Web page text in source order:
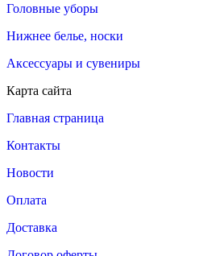
Головные уборы
Нижнее белье, носки
Аксессуары и сувениры
Карта сайта
Главная страница
Контакты
Новости
Оплата
Доставка